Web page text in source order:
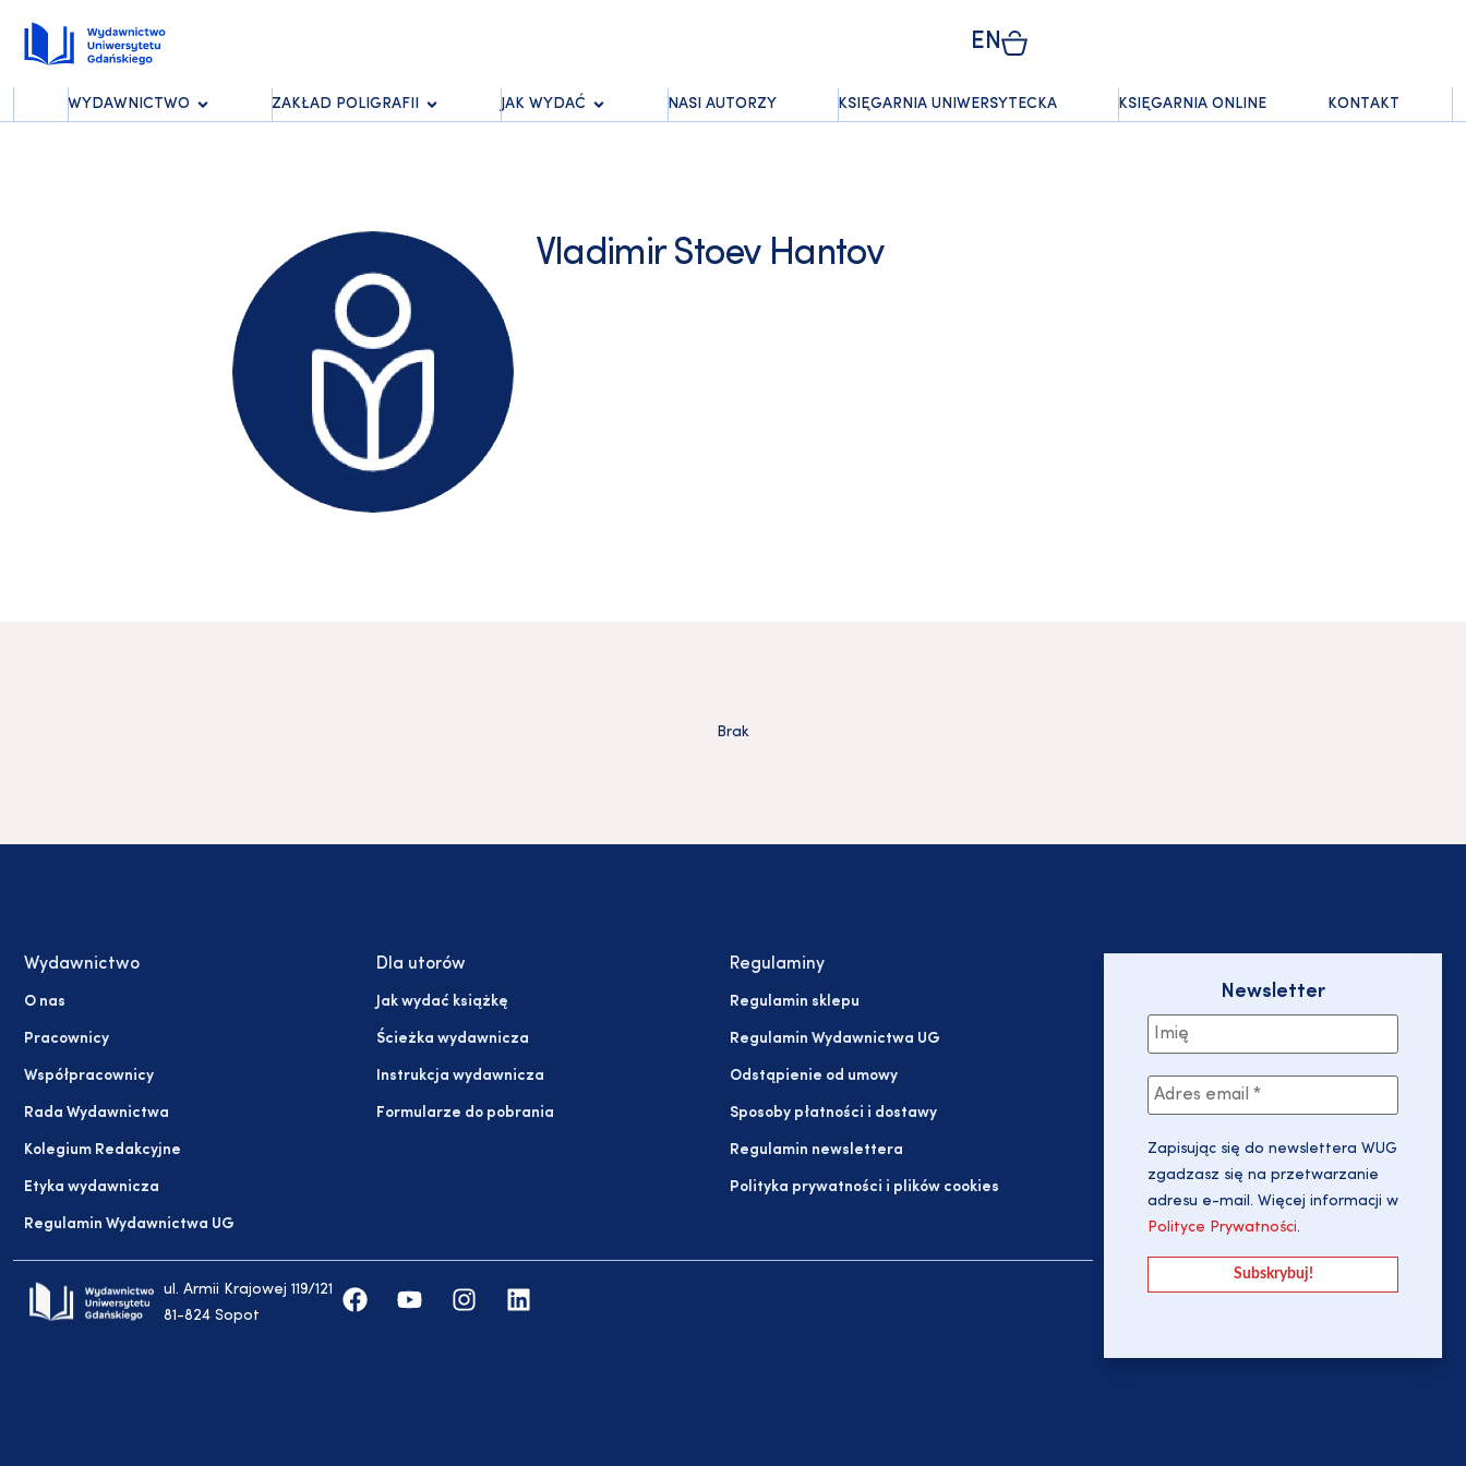
EN
WYDAWNICTWO ZAKŁAD POLIGRAFII JAK WYDAĆ NASI AUTORZY KSIĘGARNIA UNIWERSYTECKA KSIĘGARNIA ONLINE KONTAKT
Vladimir Stoev Hantov
Brak
Wydawnictwo
O nas
Pracownicy
Współpracownicy
Rada Wydawnictwa
Kolegium Redakcyjne
Etyka wydawnicza
Regulamin Wydawnictwa UG
Dla utorów
Jak wydać książkę
Ścieżka wydawnicza
Instrukcja wydawnicza
Formularze do pobrania
Regulaminy
Regulamin sklepu
Regulamin Wydawnictwa UG
Odstąpienie od umowy
Sposoby płatności i dostawy
Regulamin newslettera
Polityka prywatności i plików cookies
ul. Armii Krajowej 119/121
81-824 Sopot
Newsletter
Zapisując się do newslettera WUG
zgadzasz się na przetwarzanie
adresu e-mail. Więcej informacji w
Polityce Prywatności.